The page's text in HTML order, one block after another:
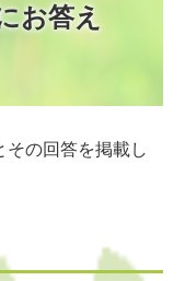
お答え
その回答を掲載し